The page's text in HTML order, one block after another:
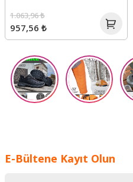
957,56 ₺
1.063,96 ₺
E-Bültene Kayıt Olun